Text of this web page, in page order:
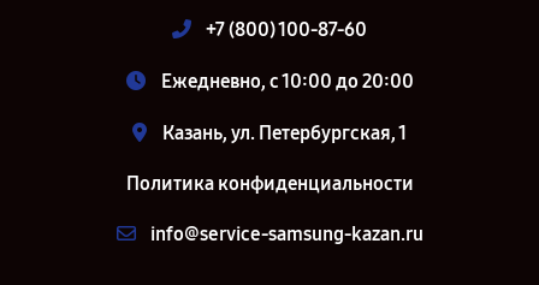
+7 (800) 100-87-60
Ежедневно, с 10:00 до 20:00
Казань, ул. Петербургская, 1
Политика конфиденциальности
info@service-samsung-kazan.ru